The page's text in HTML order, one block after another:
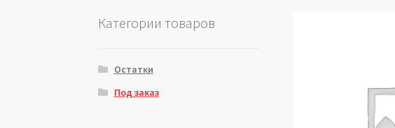
Категории товаров
Остатки
Под заказ